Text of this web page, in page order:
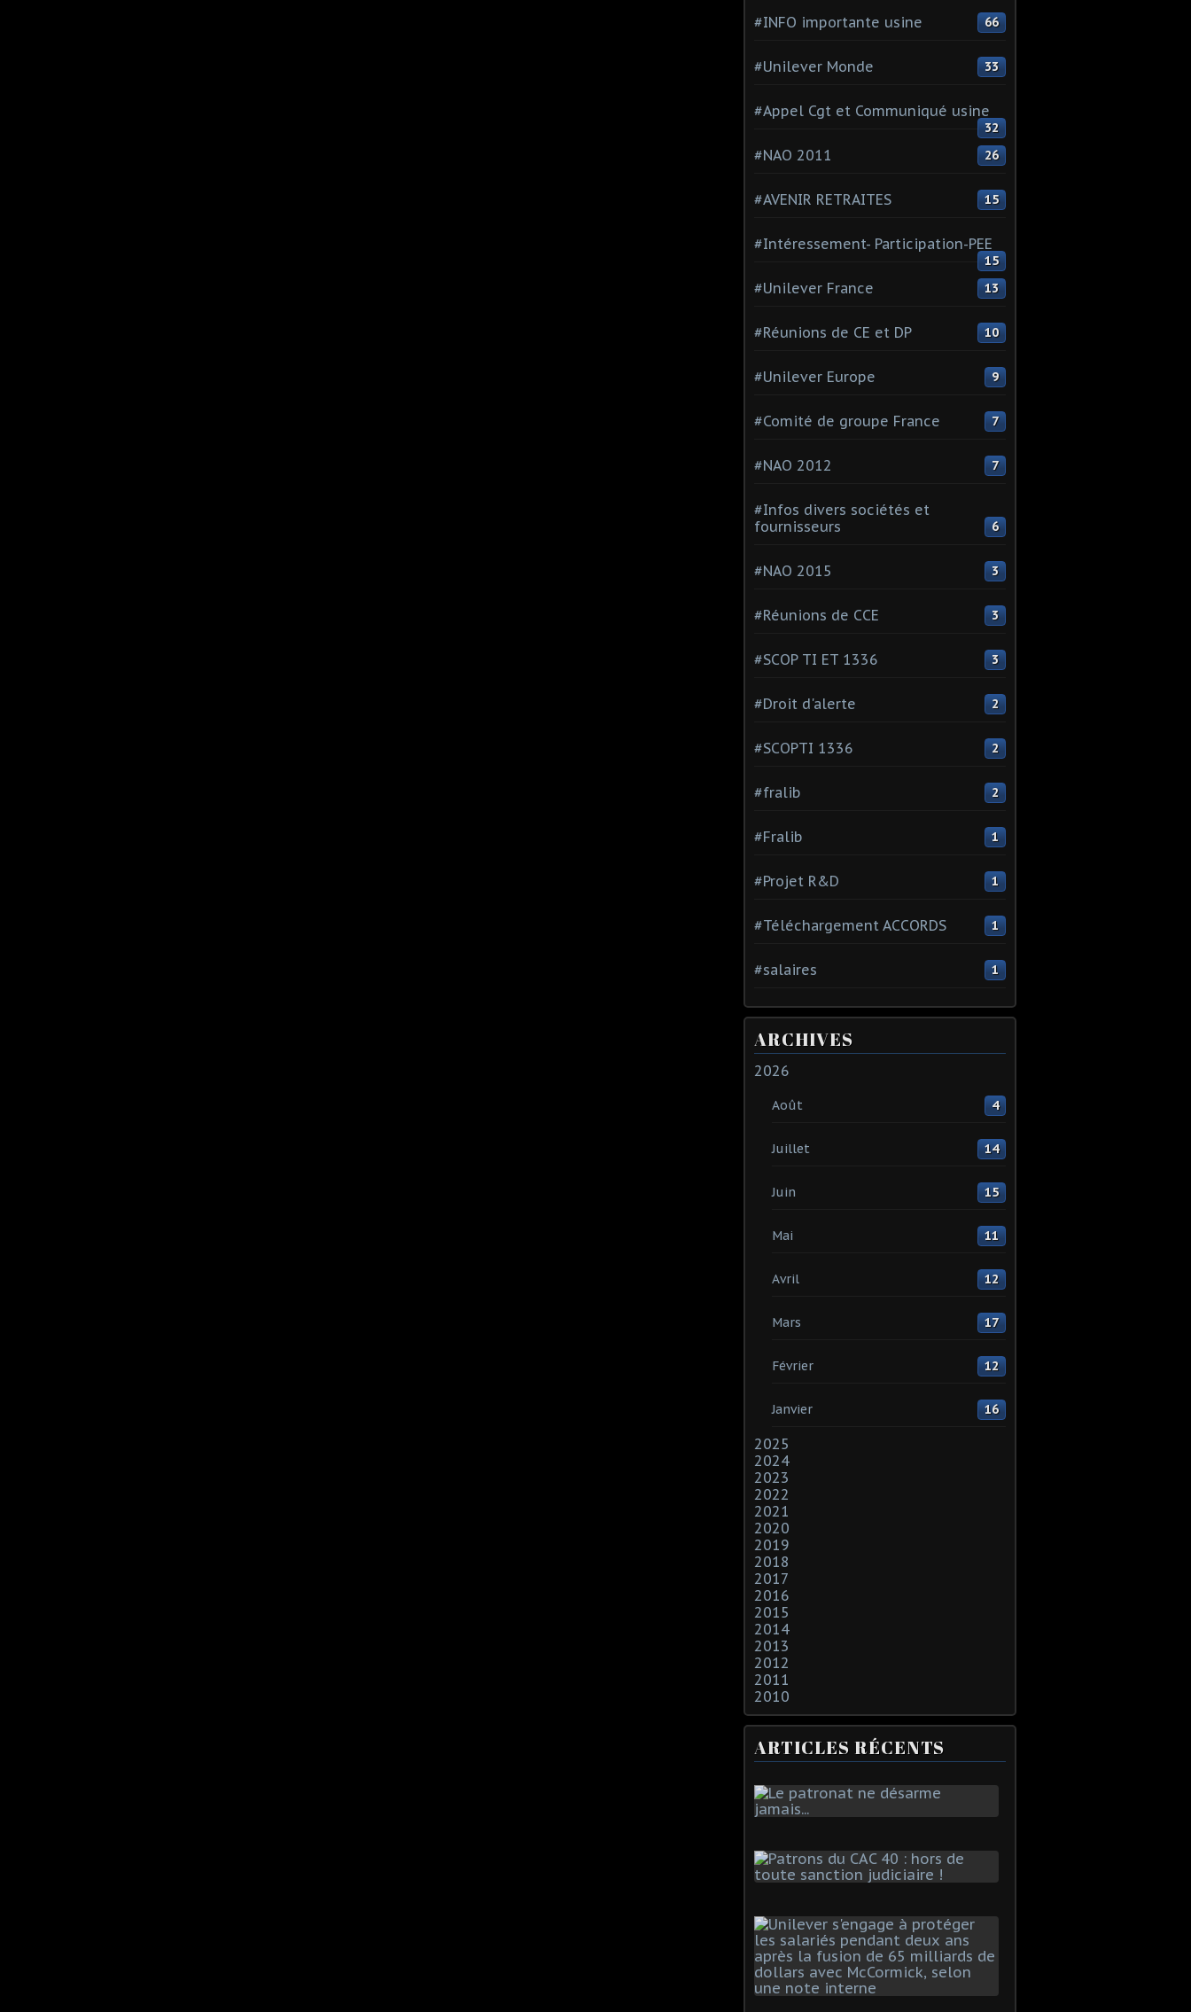
#INFO importante usine 66
#Unilever Monde 33
#Appel Cgt et Communiqué usine
32
#NAO 2011 26
#AVENIR RETRAITES 15
#Intéressement- Participation-PEE
15
#Unilever France 13
#Réunions de CE et DP 10
#Unilever Europe 9
#Comité de groupe France 7
#NAO 2012 7
#Infos divers sociétés et
fournisseurs
6
#NAO 2015 3
#Réunions de CCE 3
#SCOP TI ET 1336 3
#Droit d'alerte 2
#SCOPTI 1336 2
#fralib 2
#Fralib 1
#Projet R&D 1
#Téléchargement ACCORDS 1
#salaires 1
ARCHIVES
2026
Août 4
Juillet 14
Juin 15
Mai 11
Avril 12
Mars 17
Février 12
Janvier 16
2025
2024
2023
2022
2021
2020
2019
2018
2017
2016
2015
2014
2013
2012
2011
2010
ARTICLES RÉCENTS